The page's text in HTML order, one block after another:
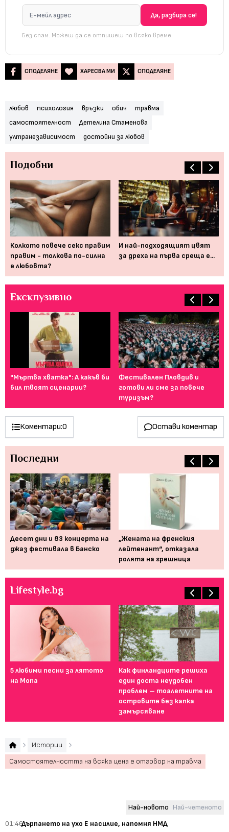
Без спам. Можеш да се отпишеш по всяко време.
СПОДЕЛЯНЕ ХАРЕСВА МИ СПОДЕЛЯНЕ
любов психология връзки обич
травма
самостоятелност
Детелина Стаменова
ултранезависимост
достойни за любов
Подобни
Колкото повече секс правим
правим - толкова по-силна
е любовта?
И най-подходящият цвят
за дреха на първа среща е...
Ексклузивно
"Мъртва хватка": А какъв би
бил твоят сценарии?
Фестивален Пловдив и
готови ли сме за повече
туризъм?
Коментари:0 Остави коментар
Последни
Десет дни и 83 концерта на
джаз фестивала в Банско
„Жената на френския
лейтенант“, отказала
ролята на грешница
Lifestyle.bg
5 любими песни за лятото
на Mona
Как финландците решиха
един доста неудобен
проблем – тоалетните на
островите без капка
замърсяване
Истории
Самостоятелността на всяка цена е отговор на травма
Най-новото Най-четеното
01:46Дърпането на ухо Е насилие, напомня НМД